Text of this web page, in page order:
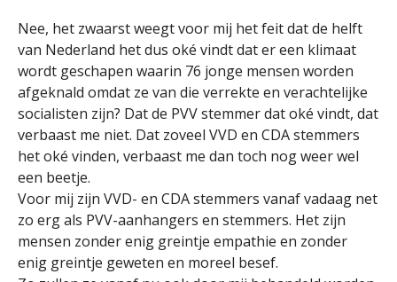
Nee, het zwaarst weegt voor mij het feit dat de helft
van Nederland het dus oké vindt dat er een klimaat
wordt geschapen waarin 76 jonge mensen worden
afgeknald omdat ze van die verrekte en verachtelijke
socialisten zijn? Dat de PVV stemmer dat oké vindt, dat
verbaast me niet. Dat zoveel VVD en CDA stemmers
het oké vinden, verbaast me dan toch nog weer wel
een beetje.
Voor mij zijn VVD- en CDA stemmers vanaf vadaag net
zo erg als PVV-aanhangers en stemmers. Het zijn
mensen zonder enig greintje empathie en zonder
enig greintje geweten en moreel besef.